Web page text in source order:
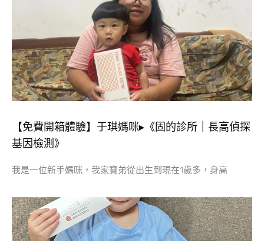
【免費開箱體驗】于琪媽咪▸《固的診所｜長高偵探
基因檢測》
我是一位新手媽咪，我家寶弟從出生到現在1歲多，身高